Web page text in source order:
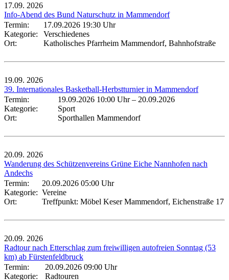
17.09. 2026
Info-Abend des Bund Naturschutz in Mammendorf
Termin:
17.09.2026 19:30 Uhr
Kategorie:
Verschiedenes
Ort:
Katholisches Pfarrheim Mammendorf, Bahnhofstraße
19.09. 2026
39. Internationales Basketball-Herbstturnier in Mammendorf
Termin:
19.09.2026 10:00 Uhr– 20.09.2026
Kategorie:
Sport
Ort:
Sporthallen Mammendorf
20.09. 2026
Wanderung des Schützenvereins Grüne Eiche Nannhofen nach
Andechs
Termin:
20.09.2026 05:00 Uhr
Kategorie: Vereine
Ort:
Treffpunkt: Möbel Keser Mammendorf, Eichenstraße 17
20.09. 2026
Radtour nach Etterschlag zum freiwilligen autofreien Sonntag (53
km) ab Fürstenfeldbruck
Termin:
20.09.2026 09:00 Uhr
Kategorie:
Radtouren